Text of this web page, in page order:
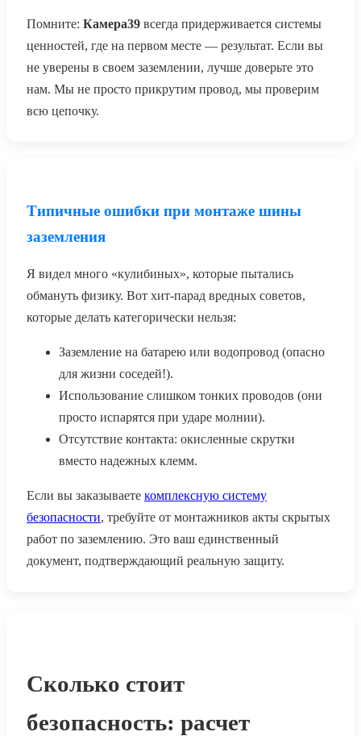
Помните: Камера39 всегда придерживается системы
ценностей, где на первом месте — результат. Если вы
не уверены в своем заземлении, лучше доверьте это
нам. Мы не просто прикрутим провод, мы проверим
всю цепочку.
Типичные ошибки при монтаже шины
заземления
Я видел много «кулибиных», которые пытались
обмануть физику. Вот хит-парад вредных советов,
которые делать категорически нельзя:
Заземление на батарею или водопровод (опасно
для жизни соседей!).
Использование слишком тонких проводов (они
просто испарятся при ударе молнии).
Отсутствие контакта: окисленные скрутки
вместо надежных клемм.
Если вы заказываете комплексную систему
безопасности, требуйте от монтажников акты скрытых
работ по заземлению. Это ваш единственный
документ, подтверждающий реальную защиту.
Сколько стоит
безопасность: расчет